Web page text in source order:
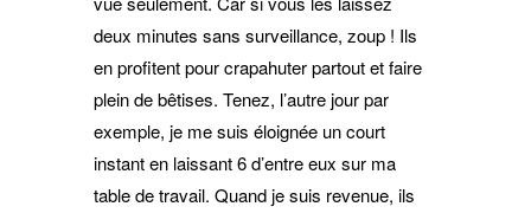
deux minutes sans surveillance, zoup ! Ils
en profitent pour crapahuter partout et faire
plein de bêtises. Tenez, l’autre jour par
exemple, je me suis éloignée un court
instant en laissant 6 d’entre eux sur ma
table de travail. Quand je suis revenue, ils